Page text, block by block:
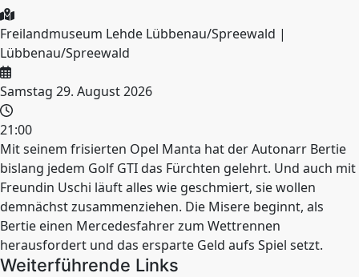
Freilandmuseum Lehde Lübbenau/Spreewald |
Lübbenau/Spreewald
Samstag 29. August 2026
21:00
Mit seinem frisierten Opel Manta hat der Autonarr Bertie
bislang jedem Golf GTI das Fürchten gelehrt. Und auch mit
Freundin Uschi läuft alles wie geschmiert, sie wollen
demnächst zusammenziehen. Die Misere beginnt, als
Bertie einen Mercedesfahrer zum Wettrennen
herausfordert und das ersparte Geld aufs Spiel setzt.
Weiterführende Links